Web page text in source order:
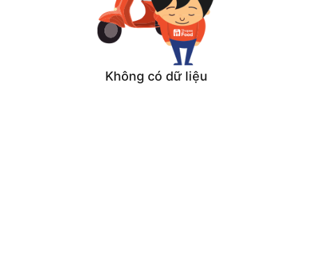
Không có dữ liệu